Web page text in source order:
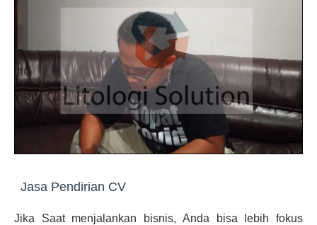
Jasa Pendirian CV
Jika Saat menjalankan bisnis, Anda bisa lebih fokus